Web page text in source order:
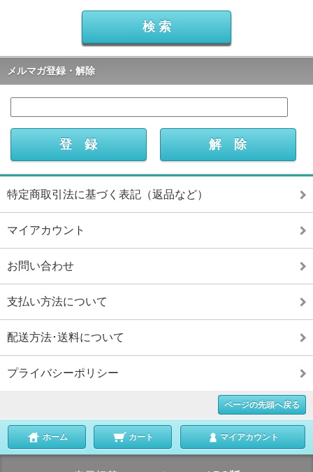
メルマガ登録・解除
特定商取引法に基づく表記（返品など）
マイアカウント
お問い合わせ
支払い方法について
配送方法･送料について
プライバシーポリシー
ページの先頭へ戻る
ホーム カート マイアカウント